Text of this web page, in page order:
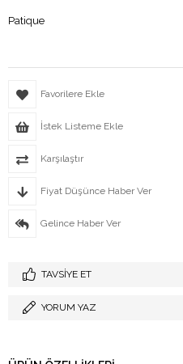
Patique
Favorilere Ekle
İstek Listeme Ekle
Karşılaştır
Fiyat Düşünce Haber Ver
Gelince Haber Ver
TAVSIYE ET
YORUM YAZ